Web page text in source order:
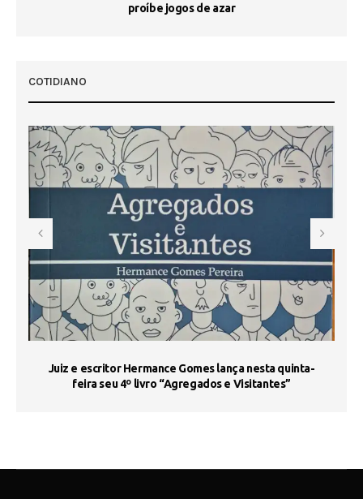
proíbe jogos de azar
COTIDIANO
Juiz e escritor Hermance Gomes lança nesta quinta-
feira seu 4º livro “Agregados e Visitantes”